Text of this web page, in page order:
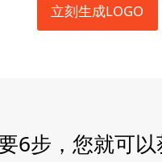
立刻生成LOGO
6步，您就可以